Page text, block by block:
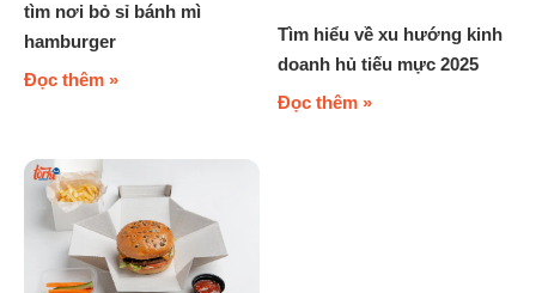
tìm nơi bỏ sỉ bánh mì
hamburger
Đọc thêm »
Tìm hiểu về xu hướng kinh
doanh hủ tiếu mực 2025
Đọc thêm »